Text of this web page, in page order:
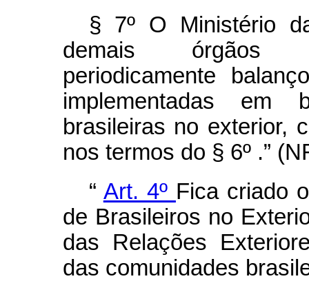
§ 7º O Ministério
demais órgãos
periodicamente
implementadas em
brasileiras no exterior,
nos termos do § 6º .”
“ Art. 4º Fica criado
de Brasileiros no
das Relações
das comunidades